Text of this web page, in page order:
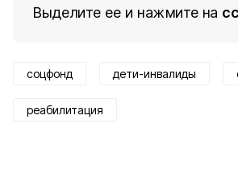
Выделите ее и нажмите на
соцфонд дети-инвалиды
реабилитация